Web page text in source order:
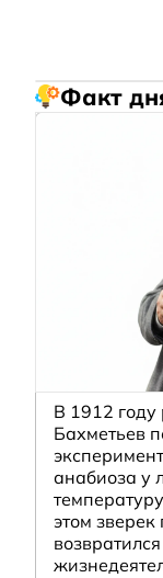
Факт
В 1912
Бахметьев
анабиоза у
этом